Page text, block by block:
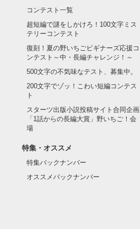
コンテスト一覧
超短編で謎をしかけろ！100文字ミス
テリーコンテスト
復刻！夏の野いちごビギナーズ応援コ
ンテスト～中・長編チャレンジ！～
500文字の不気味なテスト、募集中。
200文字でゾッ！こわい短編コンテス
ト
スターツ出版小説投稿サイト合同企画
「1話からの長編大賞」野いちご！会
場
特集・オススメ
特集バックナンバー
オススメバックナンバー